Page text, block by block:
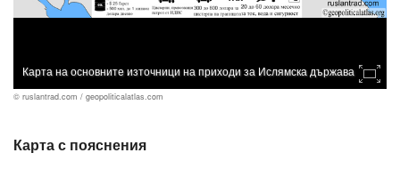
Карта на основните източници на приходи за Ислямска държава
© ruslantrad.com / geopoliticalatlas.com
Карта с пояснения